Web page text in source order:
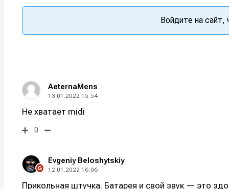
Войдите на
AeternaMens
13.01.2022 15:54
Не хватает midi
0
Evgeniy Beloshytskiy
12.01.2022 16:06
Прикольная штучка. Батарея и свой звук — это